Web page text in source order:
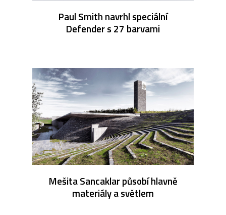
Paul Smith navrhl speciální
Defender s 27 barvami
Mešita Sancaklar působí hlavně
materiály a světlem